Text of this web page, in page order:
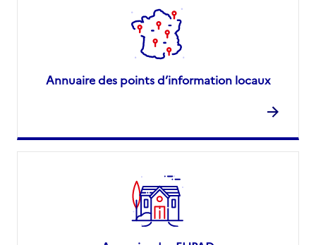
Annuaire des points d’information locaux